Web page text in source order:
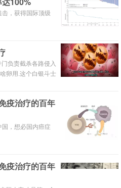
，获得国际顶级
负责截杀各路侵入
卵用.这个白银斗士
疫治疗的百年
，想必国内癌症
疫治疗的百年